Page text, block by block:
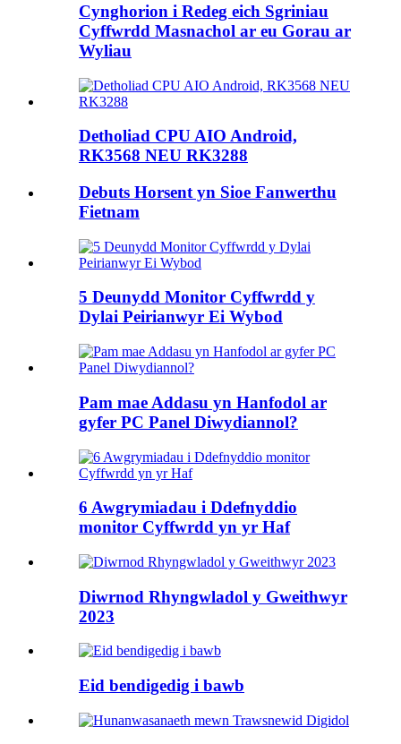
Cynghorion i Redeg eich Sgriniau
Cyffwrdd Masnachol ar eu Gorau ar
Wyliau
Detholiad CPU AIO Android,
RK3568 NEU RK3288
Debuts Horsent yn Sioe Fanwerthu
Fietnam
5 Deunydd Monitor Cyffwrdd y
Dylai Peirianwyr Ei Wybod
Pam mae Addasu yn Hanfodol ar
gyfer PC Panel Diwydiannol?
6 Awgrymiadau i Ddefnyddio
monitor Cyffwrdd yn yr Haf
Diwrnod Rhyngwladol y Gweithwyr
2023
Eid bendigedig i bawb